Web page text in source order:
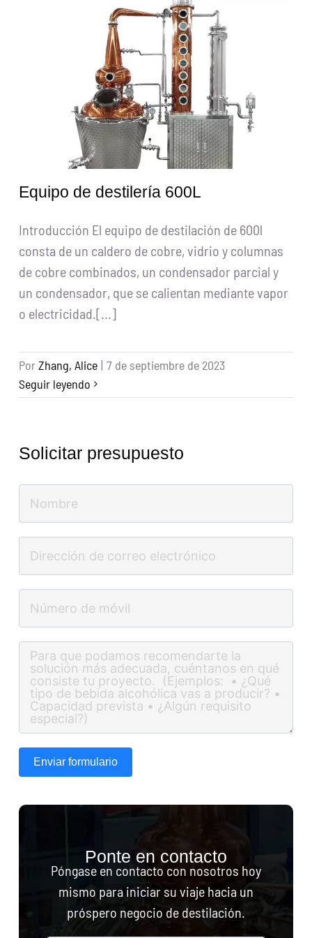
Solicitar presupuesto
Español
Equipo de destilería 600L
Introducción El equipo de destilación de 600l
consta de un caldero de cobre, vidrio y columnas
de cobre combinados, un condensador parcial y
un condensador, que se calientan mediante vapor
o electricidad.[...]
PorZhang, Alice | 7 de septiembre de 2023
Seguir leyendo
Solicitar presupuesto
Enviar formulario
Ponte en contacto
Póngase en contacto con nosotros hoy
mismo para iniciar su viaje hacia un
próspero negocio de destilación.